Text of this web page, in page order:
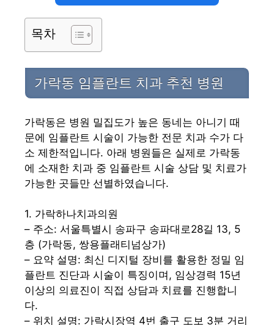
목차
가락동 임플란트 치과 추천 병원
가락동은 병원 밀집도가 높은 동네는 아니기 때
문에 임플란트 시술이 가능한 전문 치과 수가 다
소 제한적입니다. 아래 병원들은 실제로 가락동
에 소재한 치과 중 임플란트 시술 상담 및 치료가
가능한 곳들만 선별하였습니다.
1. 가락하나치과의원
– 주소: 서울특별시 송파구 송파대로28길 13, 5
층 (가락동, 쌍용플래티넘상가)
– 요약 설명: 최신 디지털 장비를 활용한 정밀 임
플란트 진단과 시술이 특징이며, 임상경력 15년
이상의 의료진이 직접 상담과 치료를 진행합니
다.
– 위치 설명: 가락시장역 4번 출구 도보 3분 거리